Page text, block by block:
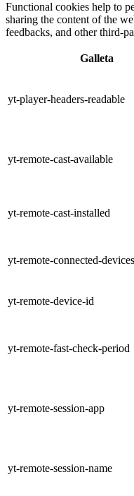
Functional cookies help to
sharing the content of the
feedbacks, and other third-
Galleta
yt-player-headers-readable
yt-remote-cast-available
yt-remote-cast-installed
yt-remote-connected-devices
yt-remote-device-id
yt-remote-fast-check-period
yt-remote-session-app
yt-remote-session-name